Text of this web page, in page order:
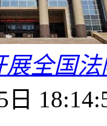
全国
日